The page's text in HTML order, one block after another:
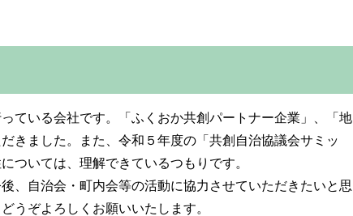
ている会社です。「ふくおか共創パートナー企業」、「地
きました。また、令和５年度の「共創自治協議会サミッ
ついては、理解できているつもりです。
、自治会・町内会等の活動に協力させていただきたいと思
うぞよろしくお願いいたします。